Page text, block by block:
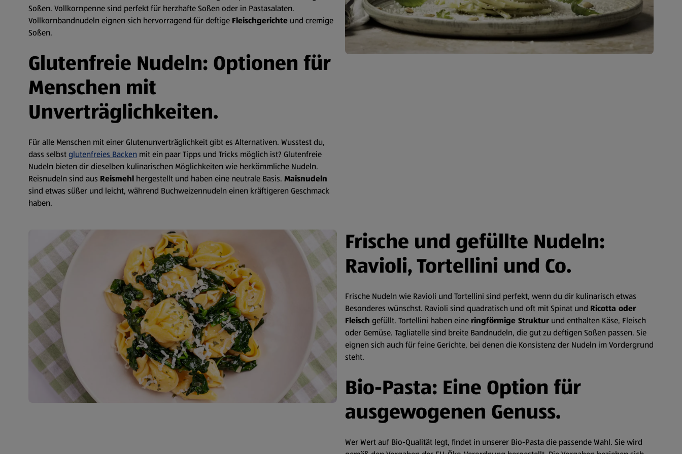
Soßen. Vollkornpenne sind perfekt für herzhafte Soßen oder in Pastasalaten.
Vollkornbandnudeln eignen sich hervorragend für deftige Fleischgerichte und cremige
Soßen.
Glutenfreie Nudeln: Optionen für
Menschen mit
Unverträglichkeiten.
Für alle Menschen mit einer Glutenunverträglichkeit gibt es Alternativen. Wusstest du,
dass selbstglutenfreies Backen mit ein paar Tipps und Tricks möglich ist? Glutenfreie
Nudeln bieten dir dieselben kulinarischen Möglichkeiten wie herkömmliche Nudeln.
Reisnudeln sind aus Reismehl hergestellt und haben eine neutrale Basis. Maisnudeln
sind etwas süßer und leicht, während Buchweizennudeln einen kräftigeren Geschmack
haben.
Frische und gefüllte Nudeln:
Ravioli, Tortellini und Co.
Frische Nudeln wie Ravioli und Tortellini sind perfekt, wenn du dir kulinarisch etwas
Besonderes wünschst. Ravioli sind quadratisch und oft mit Spinat und Ricotta oder
Fleisch gefüllt. Tortellini haben eine ringförmige Struktur und enthalten Käse, Fleisch
oder Gemüse. Tagliatelle sind breite Bandnudeln, die gut zu deftigen Soßen passen. Sie
eignen sich auch für feine Gerichte, bei denen die Konsistenz der Nudeln im Vordergrund
steht.
Bio-Pasta: Eine Option für
ausgewogenen Genuss.
Wer Wert auf Bio-Qualität legt, findet in unserer Bio-Pasta die passende Wahl. Sie wird